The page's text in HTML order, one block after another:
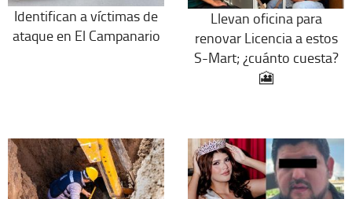
Identifican a víctimas de
ataque en El Campanario
Llevan oficina para
renovar Licencia a estos
S-Mart; ¿cuánto cuesta?
🎦